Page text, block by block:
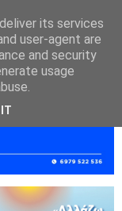
its services
user-agent are
and security
usage